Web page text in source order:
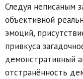
Следуя неписаным
объективной
эмоций,
привкуса
демонстративный
отстранённость